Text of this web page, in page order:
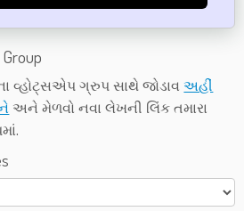
વ્હોટ્સએપ ગ્રુપ સાથે જોડાવઅહીં
અને મેળવો નવા લેખની લિંક તમારા